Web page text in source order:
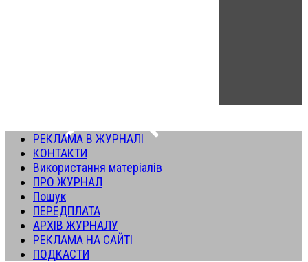
РЕКЛАМА В ЖУРНАЛІ
КОНТАКТИ
Використання матеріалів
ПРО ЖУРНАЛ
Пошук
ПЕРЕДПЛАТА
АРХІВ ЖУРНАЛУ
РЕКЛАМА НА САЙТІ
ПОДКАСТИ